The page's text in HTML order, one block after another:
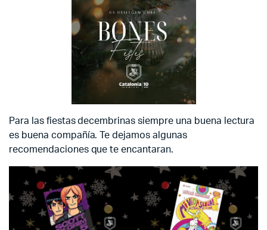
Para las fiestas decembrinas siempre una buena lectura
es buena compañía. Te dejamos algunas
recomendaciones que te encantaran.